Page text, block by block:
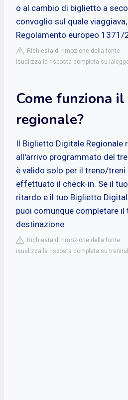
o al cambio di biglietto a
convoglio sul quale
Regolamento europeo 1371/
Richiesta di rimozione della fonte
isualizza la risposta completa su
Come funziona
regionale?
Il Biglietto Digitale Regionale
all'arrivo programmato del
è valido solo per il treno/treni
effettuato il check-in. Se il
ritardo e il tuo Biglietto
puoi comunque completare il
destinazione.
Richiesta di rimozione della fonte
isualizza la risposta completa su